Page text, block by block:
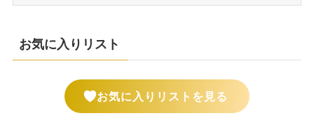
お気に入りリスト
お気に入りリストを見る